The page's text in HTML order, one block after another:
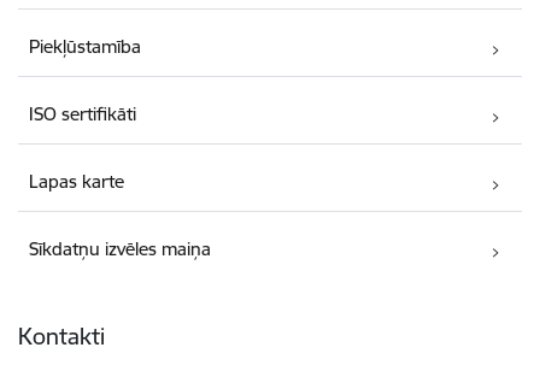
Piekļūstamība
ISO sertifikāti
Lapas karte
Sīkdatņu izvēles maiņa
Kontakti